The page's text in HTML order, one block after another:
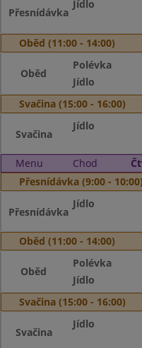
Přesnídávka
Jídlo
Oběd (11:00 - 14:00)
Oběd
Polévka
Jídlo
Svačina (15:00 - 16:00)
Svačina
Jídlo
Menu Chod
Přesnídávka (9:00 - 10:00)
Přesnídávka
Jídlo
Oběd (11:00 - 14:00)
Oběd
Polévka
Jídlo
Svačina (15:00 - 16:00)
Svačina
Jídlo